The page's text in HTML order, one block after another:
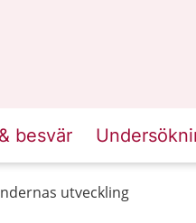
besvär
utveckling